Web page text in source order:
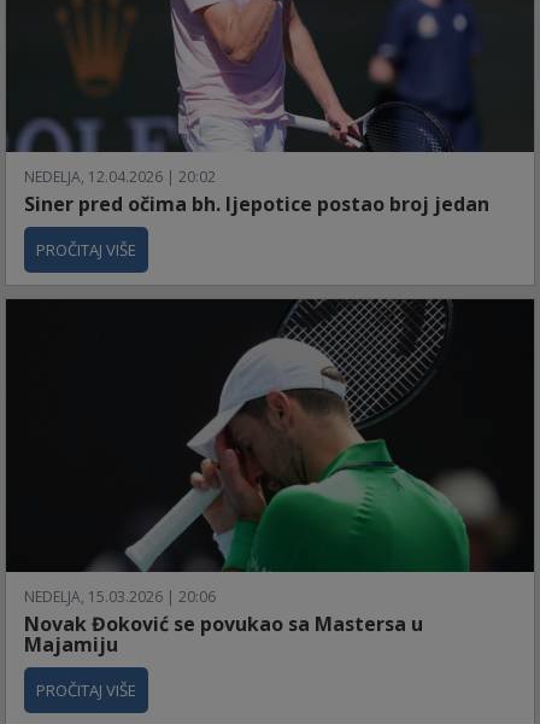
NEDELJA, 12.04.2026 | 20:02
Siner pred očima bh. ljepotice postao broj jedan
PROČITAJ VIŠE
NEDELJA, 15.03.2026 | 20:06
Novak Đoković se povukao sa Mastersa u
Majamiju
PROČITAJ VIŠE